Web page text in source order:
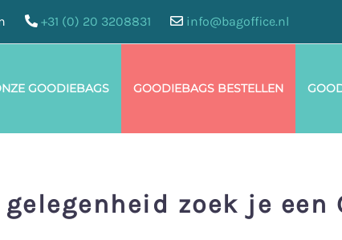
+31 (0) 20 3208831 info@bagoffice.nl
GOODIEBAGS GOODIEBAGS BESTELLEN
zoek je een